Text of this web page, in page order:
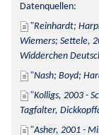
Datenquellen:
Reinhardt;
Wiemers; Settele,
Widderchen
Nash; Boyd;
Kolligs, 2003 -
Tagfalter,
Asher, 2001 -